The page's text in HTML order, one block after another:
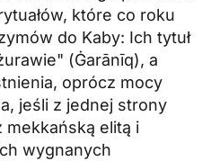
które co roku
do Kaby: Ich tytuł
(Ġarānīq), a
oprócz mocy
jeśli z jednej strony
mekkańską elitą i
wygnanych